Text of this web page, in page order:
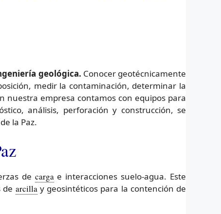
geológica. Conocer geotécnicamente
medir la contaminación, determinar la
nuestra empresa contamos con equipos para
análisis, perforación y construcción, se
la Paz.
de cargae interacciones suelo-agua. Este
de arcillay geosintéticos para la contención de